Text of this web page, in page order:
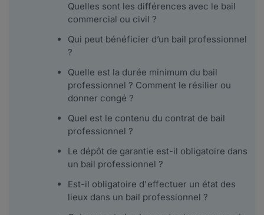
Quelles sont les différences avec le bail
commercial ou civil ?
Qui peut bénéficier d’un bail professionnel
?
Quelle est la durée minimum du bail
professionnel ? Comment le résilier ou
donner congé ?
Quel est le contenu du contrat de bail
professionnel ?
Le dépôt de garantie est-il obligatoire dans
un bail professionnel ?
Est-il obligatoire d'effectuer un état des
lieux dans un bail professionnel ?